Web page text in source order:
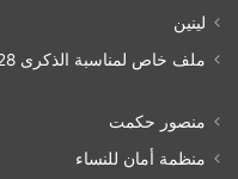
لينين
ملف خاص لمناسبة الذكرى 28 لتاسيس الحزب الشيوعي العمالي العراقي 1993/07/21
منصور حكمت
منظمة أمان للنساء